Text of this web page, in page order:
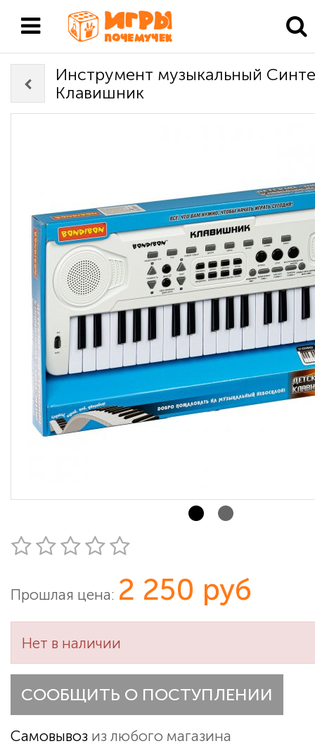
Инструмент музыкальный
Клавишник
Прошлая цена: 2 250 руб
Нет в наличии
СООБЩИТЬ О ПОСТУПЛЕНИИ
Самовывоз из любого магазина